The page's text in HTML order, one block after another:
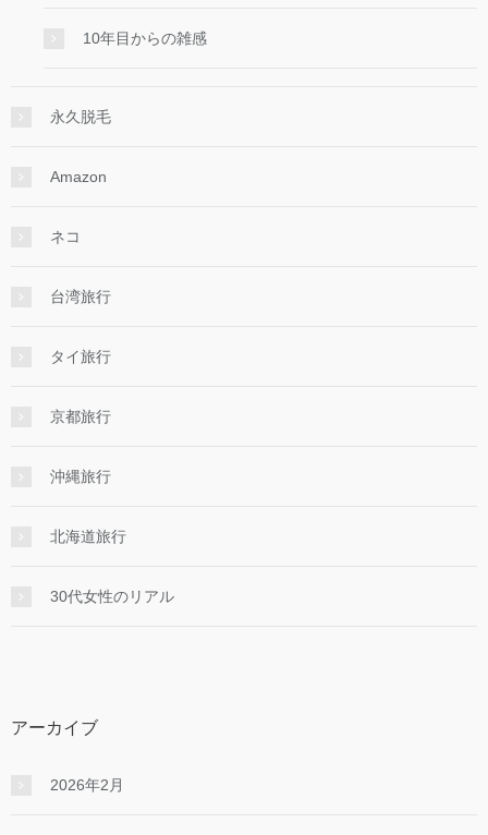
10年目からの雑感
永久脱毛
Amazon
ネコ
台湾旅行
タイ旅行
京都旅行
沖縄旅行
北海道旅行
30代女性のリアル
アーカイブ
2026年2月